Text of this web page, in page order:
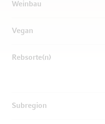
Weinbau
Vegan
Rebsorte(n)
Subregion